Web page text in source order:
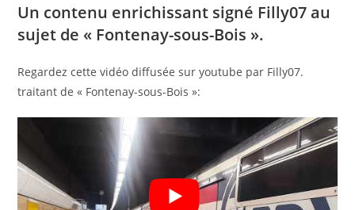
Un contenu enrichissant signé Filly07 au
sujet de « Fontenay-sous-Bois ».
Regardez cette vidéo diffusée sur youtube par Filly07.
traitant de « Fontenay-sous-Bois »: